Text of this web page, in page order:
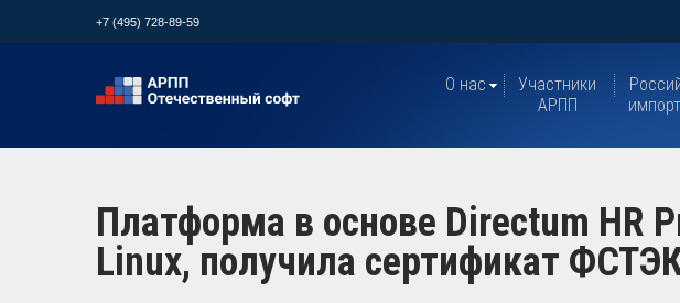
+7 (495) 728-89-59
О нас
Участники
АРПП
Платформа в основе Directum HR
Linux, получила сертификат